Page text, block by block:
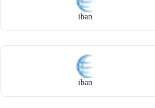
iban
iban